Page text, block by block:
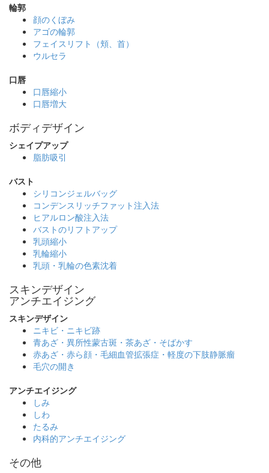
輪郭
顔のくぼみ
アゴの輪郭
フェイスリフト（頬、首）
ウルセラ
口唇
口唇縮小
口唇増大
ボディデザイン
シェイプアップ
脂肪吸引
バスト
シリコンジェルバッグ
コンデンスリッチファット注入法
ヒアルロン酸注入法
バストのリフトアップ
乳頭縮小
乳輪縮小
乳頭・乳輪の色素沈着
スキンデザイン
アンチエイジング
スキンデザイン
ニキビ・ニキビ跡
青あざ・異所性蒙古斑・茶あざ・そばかす
赤あざ・赤ら顔・毛細血管拡張症・軽度の下肢静脈瘤
毛穴の開き
アンチエイジング
しみ
しわ
たるみ
内科的アンチエイジング
その他